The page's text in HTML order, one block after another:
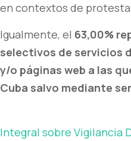
en contextos de
Igualmente, el 63,00%
selectivos de servicios
y/o páginas web a las
Cuba salvo mediante
Integral sobre Vigilancia